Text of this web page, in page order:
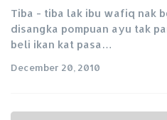
Tiba - tiba lak ibu wafiq nak
disangka pompuan ayu tak
beli ikan kat pasa…
December 20, 2010